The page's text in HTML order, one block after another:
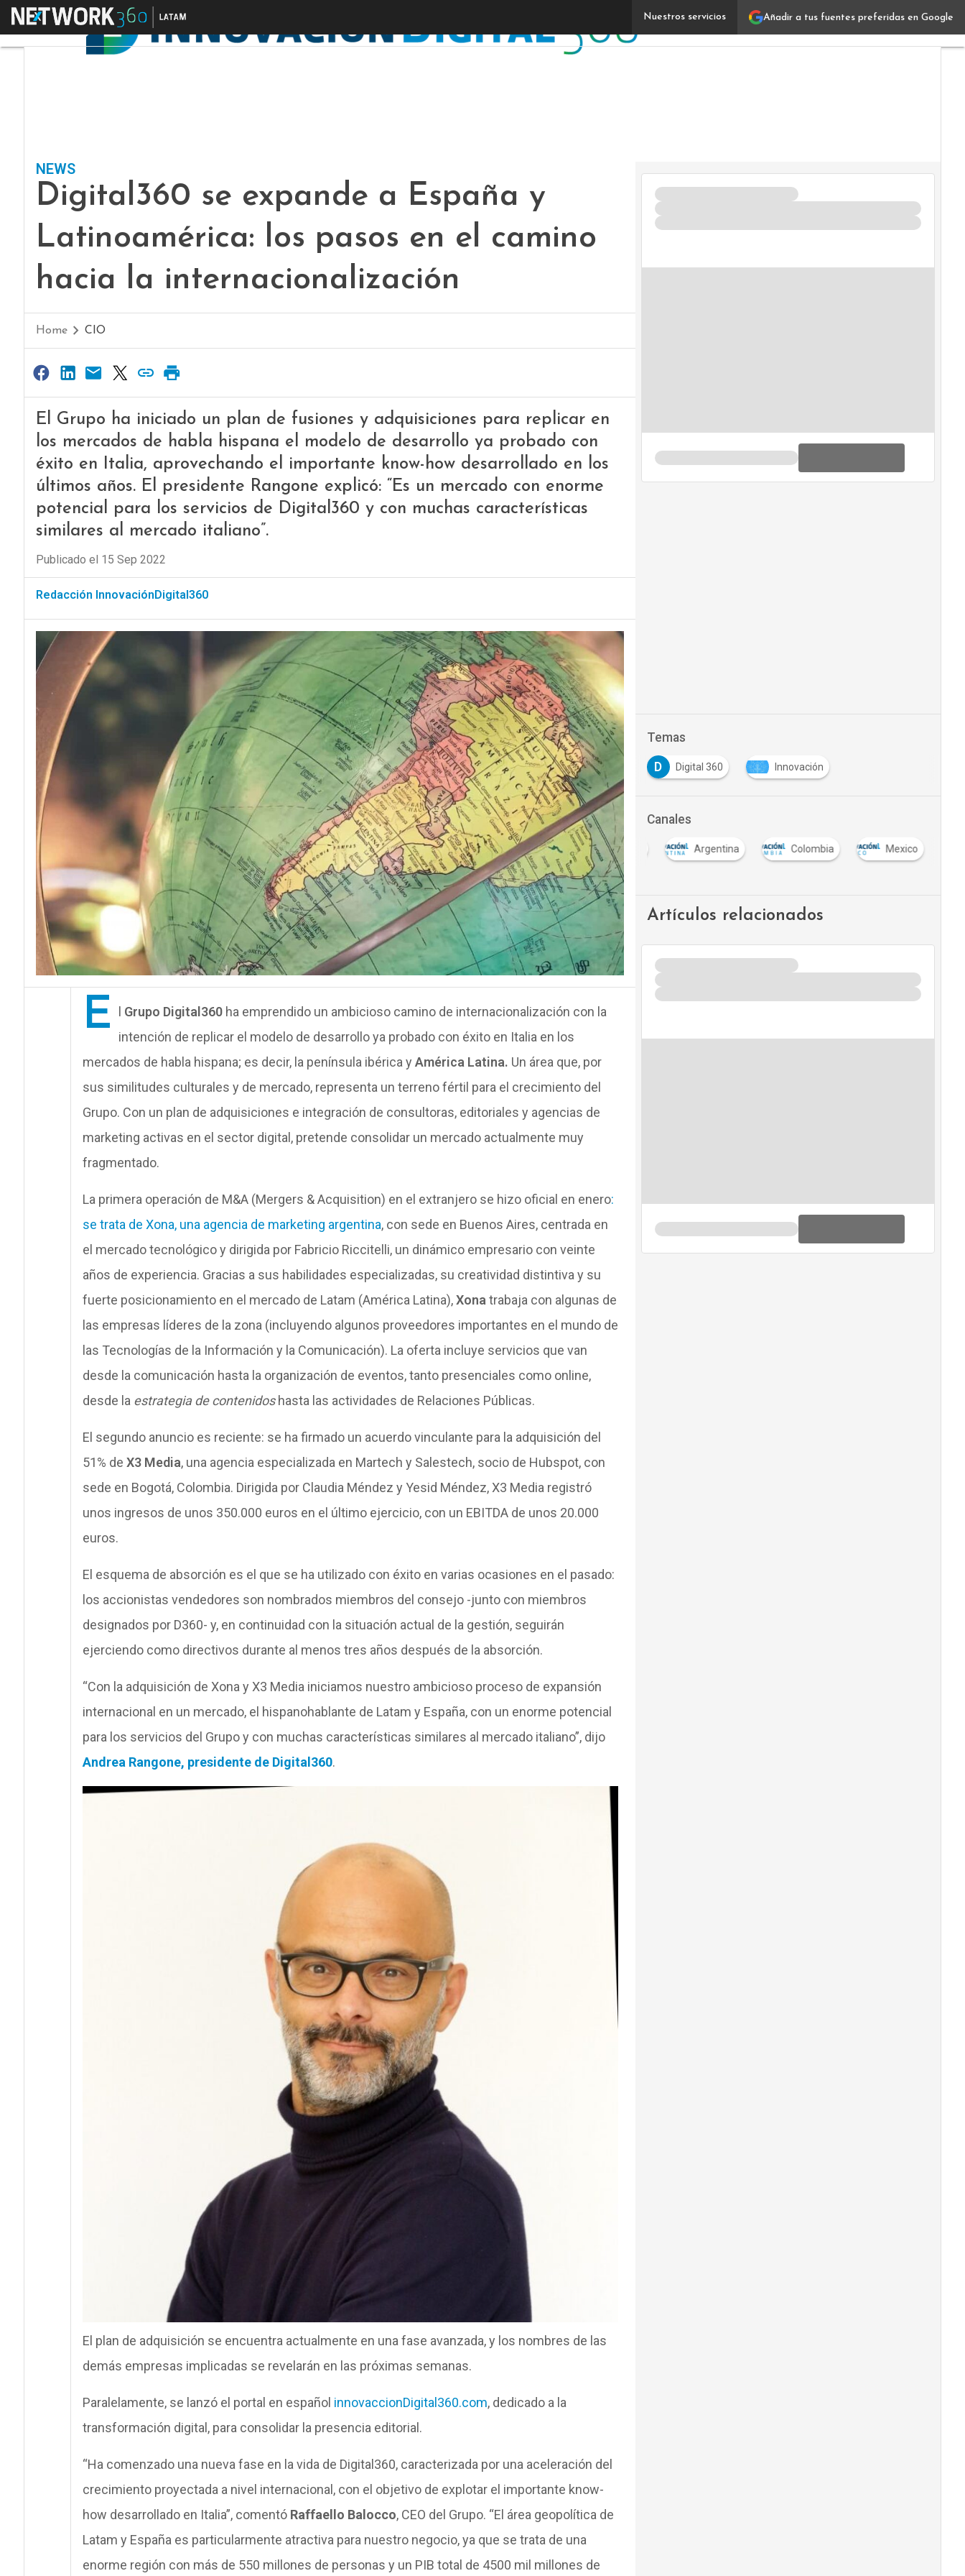
Añadir a tus fuentes preferidas en Google
Nuestros servicios
Menú Digital360 se expande a España y Latinoamérica: los
NEWS
Digital360 se expande a España y
Latinoamérica: los pasos en el camino
hacia la internacionalización
Home CIO
El Grupo ha iniciado un plan de fusiones y adquisiciones para replicar en
los mercados de habla hispana el modelo de desarrollo ya probado con
éxito en Italia, aprovechando el importante know-how desarrollado en los
últimos años. El presidente Rangone explicó: “Es un mercado con enorme
potencial para los servicios de Digital360 y con muchas características
similares al mercado italiano”.
Publicado el 15 Sep 2022
Redacción InnovaciónDigital360
E l Grupo Digital360ha emprendido un ambicioso camino de internacionalización con la
intención de replicar el modelo de desarrollo ya probado con éxito en Italia en los
mercados de habla hispana; es decir, la península ibérica y América Latina. Un área que, por
sus similitudes culturales y de mercado, representa un terreno fértil para el crecimiento del
Grupo. Con un plan de adquisiciones e integración de consultoras, editoriales y agencias de
marketing activas en el sector digital, pretende consolidar un mercado actualmente muy
fragmentado.
La primera operación de M&A (Mergers & Acquisition) en el extranjero se hizo oficial en enero:
se trata de Xona, una agencia de marketing argentina, con sede en Buenos Aires, centrada en
el mercado tecnológico y dirigida por Fabricio Riccitelli, un dinámico empresario con veinte
años de experiencia. Gracias a sus habilidades especializadas, su creatividad distintiva y su
fuerte posicionamiento en el mercado de Latam (América Latina),Xona trabaja con algunas de
las empresas líderes de la zona (incluyendo algunos proveedores importantes en el mundo de
las Tecnologías de la Información y la Comunicación). La oferta incluye servicios que van
desde la comunicación hasta la organización de eventos, tanto presenciales como online,
desde la estrategia de contenidoshasta las actividades de Relaciones Públicas.
El segundo anuncio es reciente: se ha firmado un acuerdo vinculante para la adquisición del
51% de X3 Media, una agencia especializada en Martech y Salestech, socio de Hubspot, con
sede en Bogotá, Colombia. Dirigida por Claudia Méndez y Yesid Méndez, X3 Media registró
unos ingresos de unos 350.000 euros en el último ejercicio, con un EBITDA de unos 20.000
euros.
El esquema de absorción es el que se ha utilizado con éxito en varias ocasiones en el pasado:
los accionistas vendedores son nombrados miembros del consejo -junto con miembros
designados por D360- y, en continuidad con la situación actual de la gestión, seguirán
ejerciendo como directivos durante al menos tres años después de la absorción.
“Con la adquisición de Xona y X3 Media iniciamos nuestro ambicioso proceso de expansión
internacional en un mercado, el hispanohablante de Latam y España, con un enorme potencial
para los servicios del Grupo y con muchas características similares al mercado italiano”, dijo
Andrea Rangone, presidente de Digital360.
El plan de adquisición se encuentra actualmente en una fase avanzada, y los nombres de las
demás empresas implicadas se revelarán en las próximas semanas.
Paralelamente, se lanzó el portal en español innovaccionDigital360.com, dedicado a la
transformación digital, para consolidar la presencia editorial.
“Ha comenzado una nueva fase en la vida de Digital360, caracterizada por una aceleración del
crecimiento proyectada a nivel internacional, con el objetivo de explotar el importante know-
how desarrollado en Italia”, comentó Raffaello Balocco, CEO del Grupo. “El área geopolítica de
Latam y España es particularmente atractiva para nuestro negocio, ya que se trata de una
enorme región con más de 550 millones de personas y un PIB total de 4500 mil millones de
Temas
D Digital 360 Innovación
Canales
Agenda CIO Argentina Colombia Mexico
Artículos relacionados